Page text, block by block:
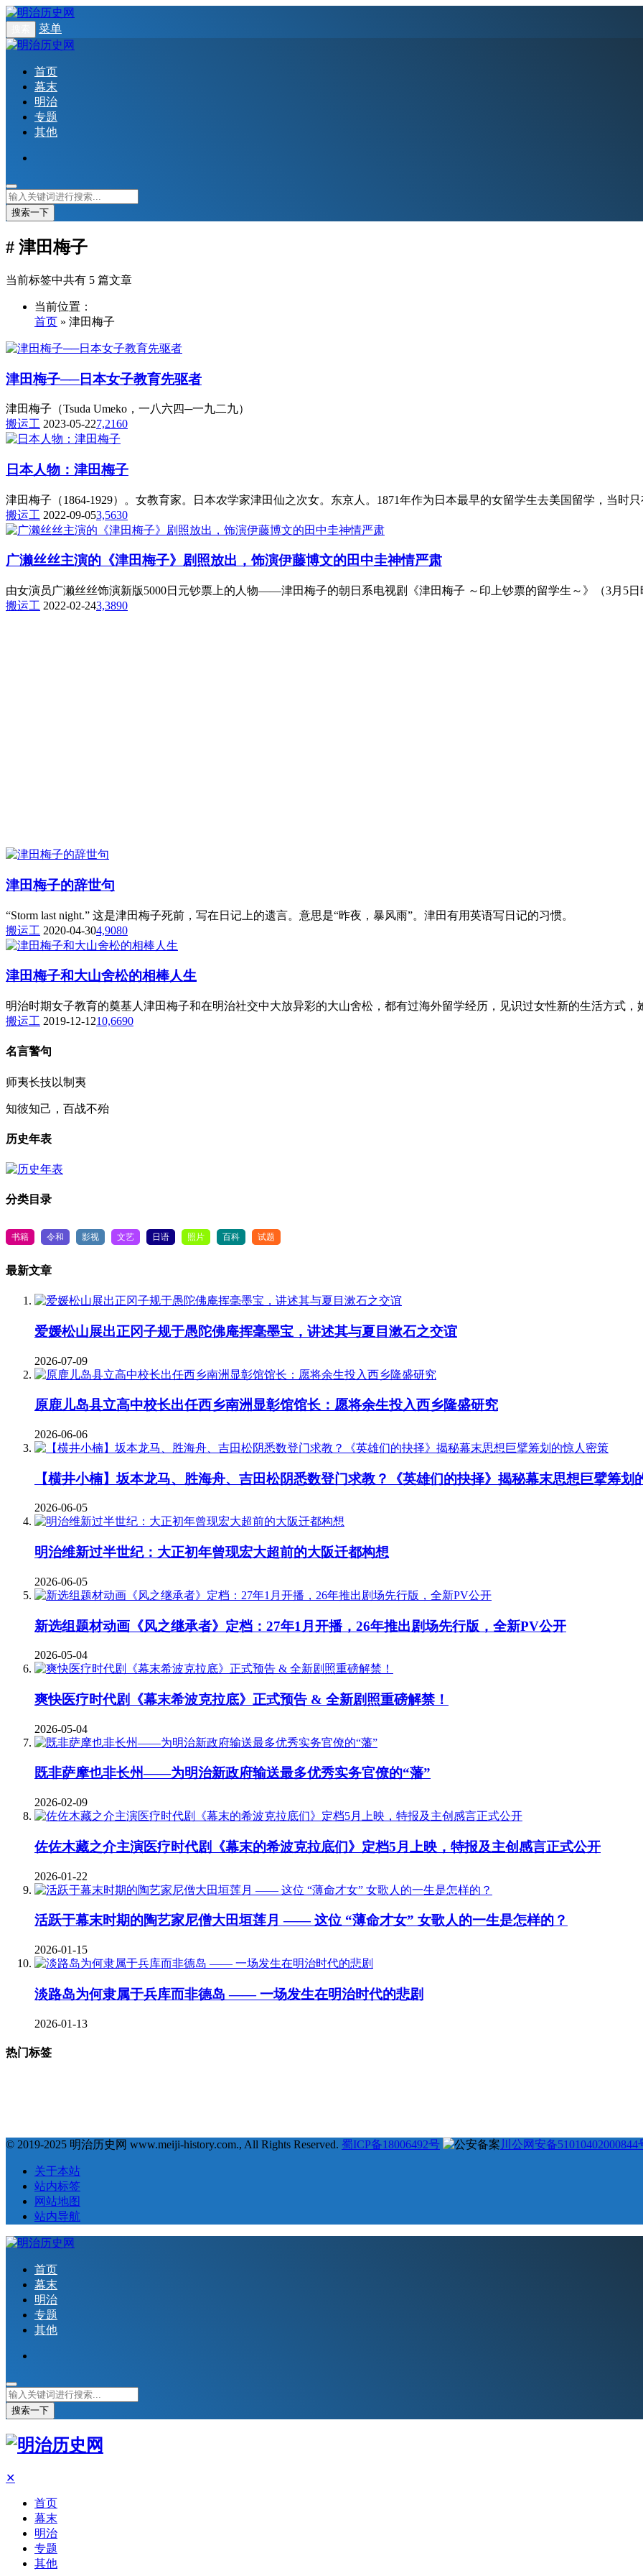
菜单
首页
幕末
明治
专题
其他
搜索一下
# 津田梅子
当前标签中共有 5 篇文章
当前位置：
首页 » 津田梅子
津田梅子──日本女子教育先驱者
津田梅子（Tsuda Umeko，一八六四─一九二九）
搬运工 2023-05-227,2160
日本人物：津田梅子
津田梅子（1864-1929）。女教育家。日本农学家津田仙之次女。东京人。1871年作为日本最早的女留学生去美国留学，当时只
搬运工 2022-09-053,5630
广濑丝丝主演的《津田梅子》剧照放出，饰演伊藤博文的田中圭神情严肃
由女演员广濑丝丝饰演新版5000日元钞票上的人物——津田梅子的朝日系电视剧《津田梅子 ～印上钞票的留学生～》（3月5日
搬运工 2022-02-243,3890
津田梅子的辞世句
“Storm last night.” 这是津田梅子死前，写在日记上的遗言。意思是“昨夜，暴风雨”。津田有用英语写日记的习惯。
搬运工 2020-04-304,9080
津田梅子和大山舍松的相棒人生
明治时期女子教育的奠基人津田梅子和在明治社交中大放异彩的大山舍松，都有过海外留学经历，见识过女性新的生活方式，
搬运工 2019-12-1210,6690
名言警句
师夷长技以制夷
知彼知己，百战不殆
历史年表
分类目录
书籍 令和 影视 文艺 日语 照片 百科 试题
最新文章
爱媛松山展出正冈子规于愚陀佛庵挥毫墨宝，讲述其与夏目漱石之交谊
2026-07-09
原鹿儿岛县立高中校长出任西乡南洲显彰馆馆长：愿将余生投入西乡隆盛研究
2026-06-06
【横井小楠】坂本龙马、胜海舟、吉田松阴悉数登门求教？《英雄们的抉择》揭秘幕末思想巨擘筹划
2026-06-05
明治维新过半世纪：大正初年曾现宏大超前的大阪迁都构想
2026-06-05
新选组题材动画《风之继承者》定档：27年1月开播，26年推出剧场先行版，全新PV公开
2026-05-04
爽快医疗时代剧《幕末希波克拉底》正式预告 & 全新剧照重磅解禁！
2026-05-04
既非萨摩也非长州——为明治新政府输送最多优秀实务官僚的“藩”
2026-02-09
佐佐木藏之介主演医疗时代剧《幕末的希波克拉底们》定档5月上映，特报及主创感言正式公开
2026-01-22
活跃于幕末时期的陶艺家尼僧大田垣莲月 —— 这位 “薄命才女” 女歌人的一生是怎样的？
2026-01-15
淡路岛为何隶属于兵库而非德岛 —— 一场发生在明治时代的悲剧
2026-01-13
热门标签
© 2019-2025 明治历史网 www.meiji-history.com., All Rights Reserved. 蜀ICP备18006492号 川公网安备51010402000844
关于本站
站内标签
网站地图
站内导航
首页
幕末
明治
专题
其他
搜索一下
✕
首页
幕末
明治
专题
其他